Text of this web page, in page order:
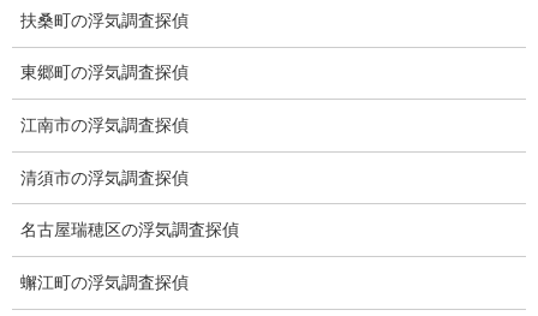
アフターフォロー
ミライリサーチのお約束
当社のこだわり
契約後の安心と信頼
顧問弁護士のご案内
委任契約
扶桑町の浮気調査探偵
東郷町の浮気調査探偵
江南市の浮気調査探偵
清須市の浮気調査探偵
名古屋瑞穂区の浮気調査探偵
蠏江町の浮気調査探偵